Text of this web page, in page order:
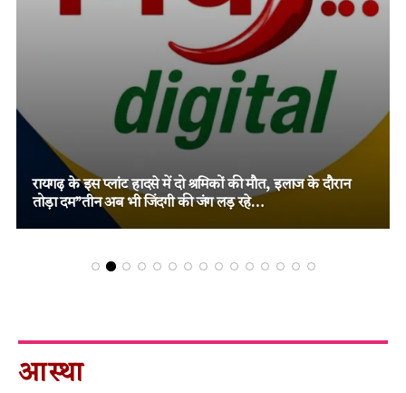
तमनार के चर्चित दोहरे हत्याकांड में चार आरोपियों को दो-दो आजीवन
कारावास, मजबूत विवेचना और पुख्ता साक्ष्यों पर न्यायालय का बड़ा
फैसला!
आस्था